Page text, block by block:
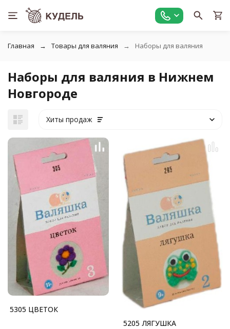
Главная Товары для валяния Наборы для валяния
Наборы для валяния в Нижнем
Новгороде
Хиты продаж
5305 ЦВЕТОК
5205 ЛЯГУШКА